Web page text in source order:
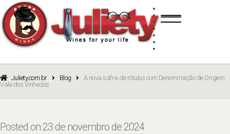
navigation
content
BRANCO
ROSÉ
Juliety.com.br Blog
A nova safra de rótulos com Denominação de Origem
Vale dos Vinhedos
Posted on 23 de novembro de 2024